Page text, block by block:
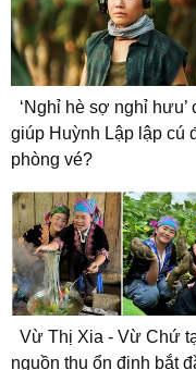
‘Nghỉ hè sợ nghỉ hưu’
giúp Huỳnh Lập lập cú
phòng vé?
Vừ Thị Xia - Vừ Chứ
nguồn thu ổn định bắt